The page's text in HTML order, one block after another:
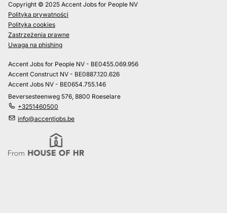
Copyright © 2025 Accent Jobs for People NV
Polityka prywatności
Polityka cookies
Zastrzeżenia prawne
Uwaga na phishing
Accent Jobs for People NV - BE0455.069.956
Accent Construct NV - BE0887.120.626
Accent Jobs NV - BE0654.755.146
Beversesteenweg 576, 8800 Roeselare
+3251460500
info@accentjobs.be